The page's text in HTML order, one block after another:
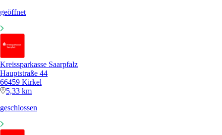
geöffnet
Kreissparkasse Saarpfalz
Hauptstraße 44
66459 Kirkel
5,33 km
geschlossen